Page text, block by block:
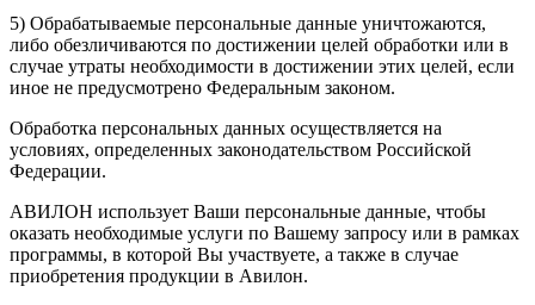
5) Обрабатываемые персональные данные уничтожаются,
либо обезличиваются по достижении целей обработки или в
случае утраты необходимости в достижении этих целей, если
иное не предусмотрено Федеральным законом.
Обработка персональных данных осуществляется на
условиях, определенных законодательством Российской
Федерации.
АВИЛОН использует Ваши персональные данные, чтобы
оказать необходимые услуги по Вашему запросу или в рамках
программы, в которой Вы участвуете, а также в случае
приобретения продукции в Авилон.